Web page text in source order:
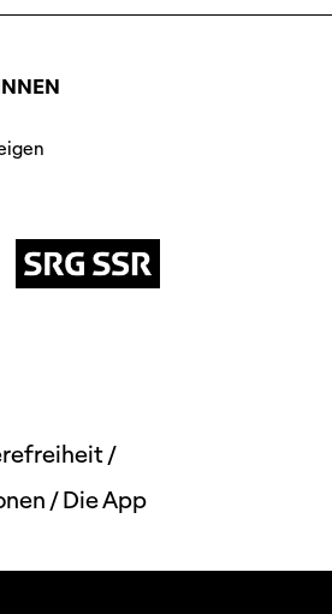
mit Internet Explorer
/
/Die App